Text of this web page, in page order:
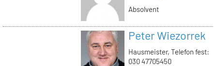
Absolvent
Peter Wiezorrek
Hausmeister, Telefon fest:
030 47705450